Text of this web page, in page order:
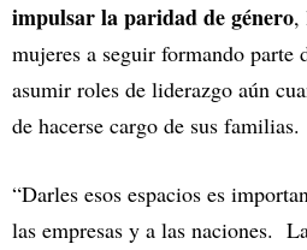
impulsar la paridad de género,
mujeres a seguir formando parte
asumir roles de liderazgo aún
de hacerse cargo de sus familias.
“Darles esos espacios es
las empresas y a las naciones.